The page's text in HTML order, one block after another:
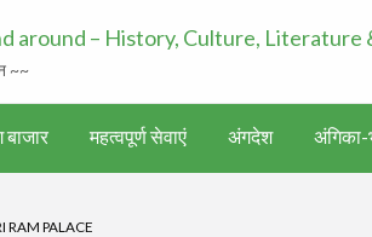
अंग-
~~
महत्वपूर्ण सेवाएं अंगदेश अंगिका-
RAM PALACE